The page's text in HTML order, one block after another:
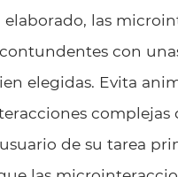
las
con
elegidas. Evita
complejas
de su tarea